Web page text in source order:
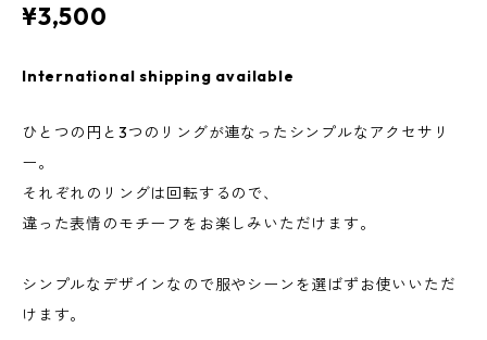
¥3,500
International shipping available
ひとつの円と3つのリングが連なったシンプルなアクセサリ
ー。
それぞれのリングは回転するので、
違った表情のモチーフをお楽しみいただけます。
シンプルなデザインなので服やシーンを選ばずお使いいただ
けます。